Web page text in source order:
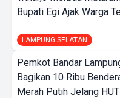
Bupati Egi Ajak Warga
LAMPUNG SELATAN
Pemkot Bandar
Bagikan 10 Ribu
Merah Putih Jelang HUT